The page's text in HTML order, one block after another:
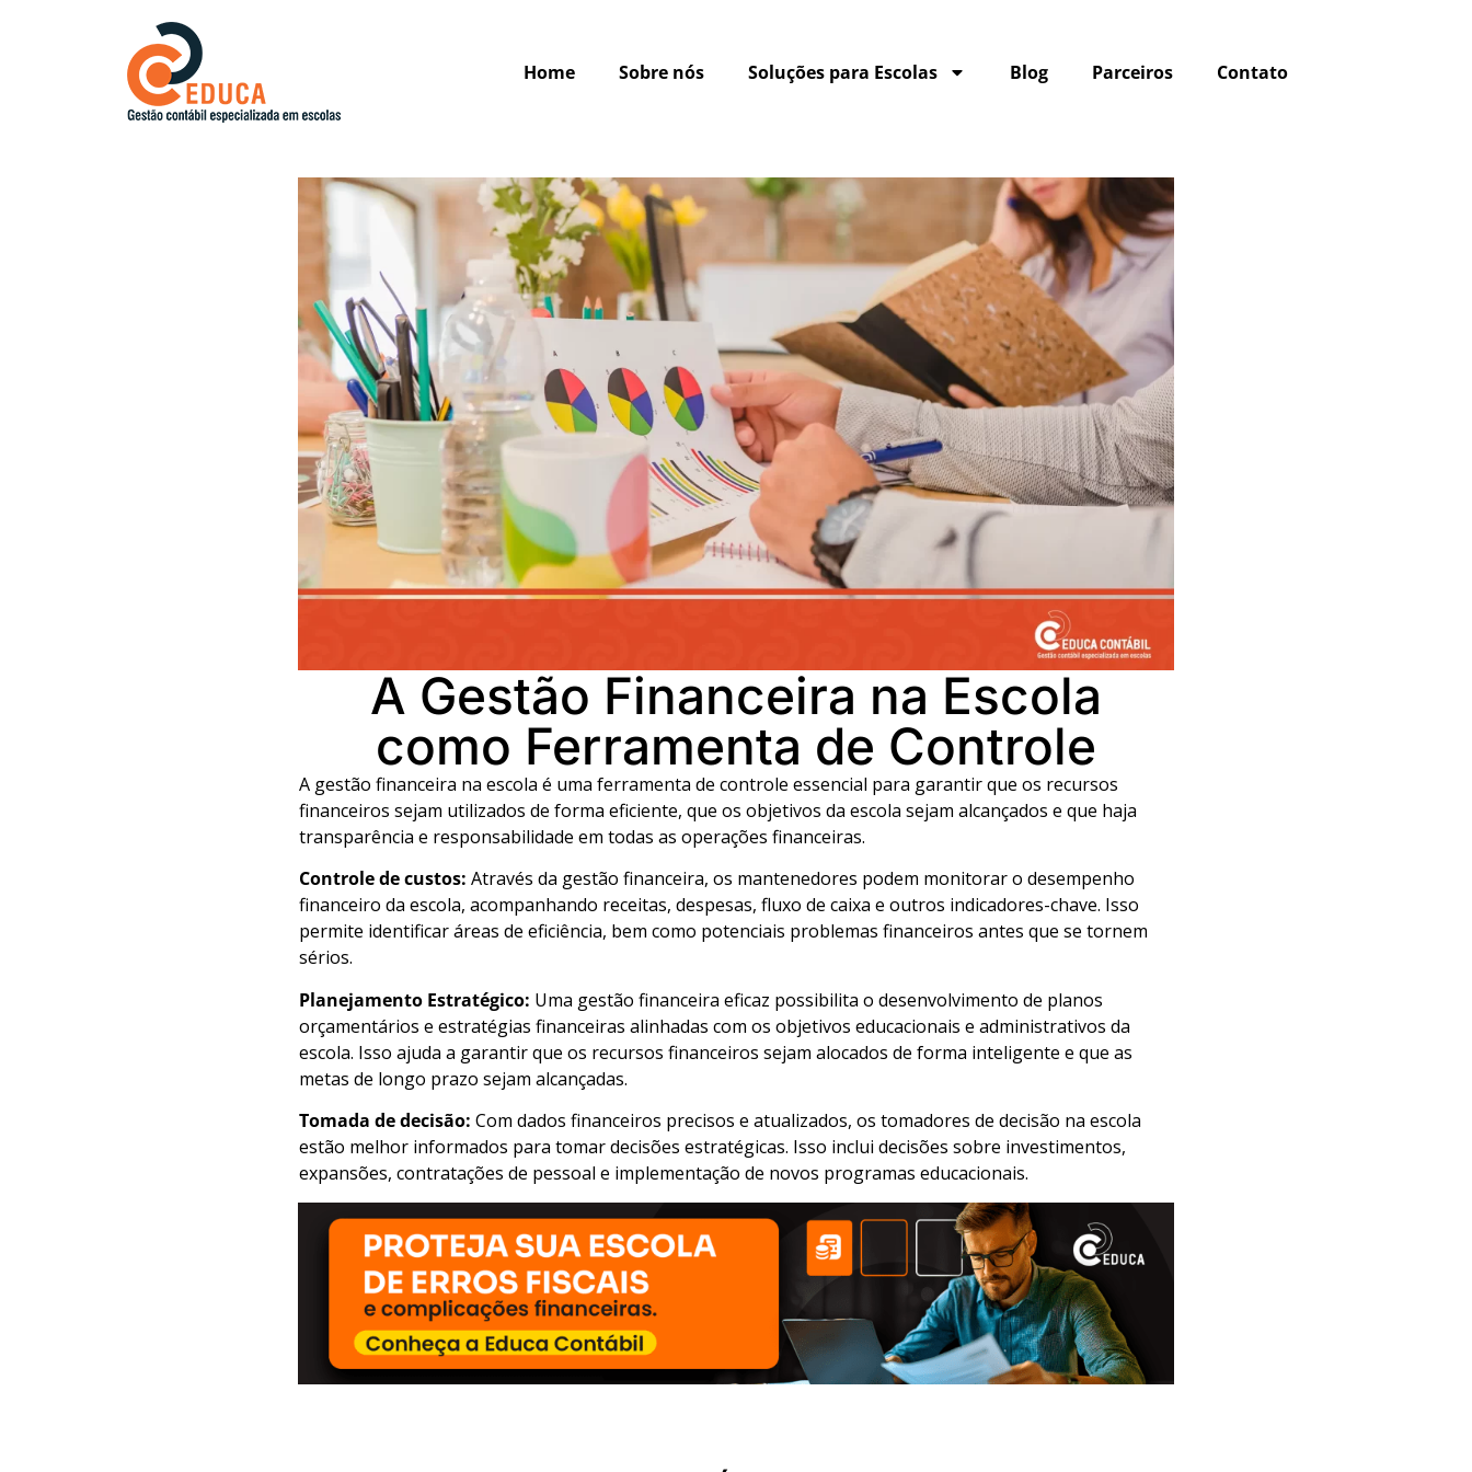
Home Sobre nós Soluções para Escolas Blog Parceiros Contato
A Gestão Financeira na Escola
como Ferramenta de Controle
A gestão financeira na escola é uma ferramenta de controle essencial para garantir que os recursos
financeiros sejam utilizados de forma eficiente, que os objetivos da escola sejam alcançados e que haja
transparência e responsabilidade em todas as operações financeiras.
Controle de custos: Através da gestão financeira, os mantenedores podem monitorar o desempenho
financeiro da escola, acompanhando receitas, despesas, fluxo de caixa e outros indicadores-chave. Isso
permite identificar áreas de eficiência, bem como potenciais problemas financeiros antes que se tornem
sérios.
Planejamento Estratégico: Uma gestão financeira eficaz possibilita o desenvolvimento de planos
orçamentários e estratégias financeiras alinhadas com os objetivos educacionais e administrativos da
escola. Isso ajuda a garantir que os recursos financeiros sejam alocados de forma inteligente e que as
metas de longo prazo sejam alcançadas.
Tomada de decisão: Com dados financeiros precisos e atualizados, os tomadores de decisão na escola
estão melhor informados para tomar decisões estratégicas. Isso inclui decisões sobre investimentos,
expansões, contratações de pessoal e implementação de novos programas educacionais.